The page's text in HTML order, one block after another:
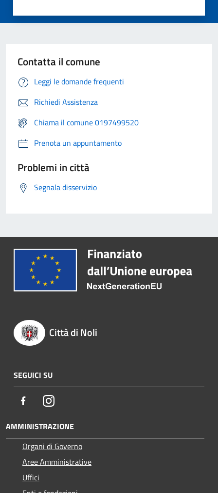
Contatta il comune
Leggi le domande frequenti
Richiedi Assistenza
Chiama il comune 0197499520
Prenota un appuntamento
Problemi in città
Segnala disservizio
Città di Noli
SEGUICI SU
FacebookInstagram
AMMINISTRAZIONE
Organi di Governo
Aree Amministrative
Uffici